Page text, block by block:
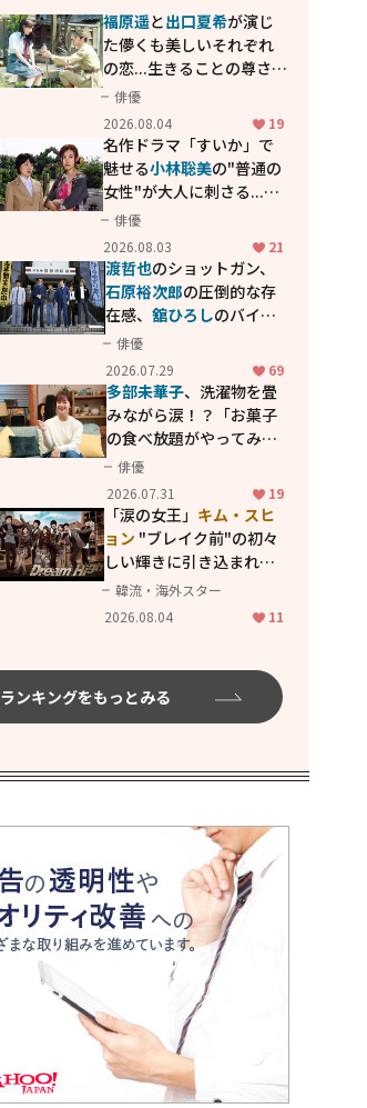
福原遥と出口夏希が演じ
た儚くも美しいそれぞれ
の恋...生きることの尊さを
教えてくれた映画「あの
花が咲く丘で、君とまた出
会えたら。」
俳優
2026.08.04
19
名作ドラマ「すいか」で
魅せる小林聡美の"普通の
女性"が大人に刺さる...映
画「かもめ食堂」にも通
じる静かな芝居
俳優
2026.08.03
21
渡哲也のショットガン、
石原裕次郎の圧倒的な存
在感、舘ひろしのバイク
アクション！"大門軍
団"のカッコよさが詰まっ
た「西部警察 PART-II」
俳優
2026.07.29
69
多部未華子、洗濯物を畳
みながら涙！？「お菓子
の食べ放題がやってみた
い」ハンディファン4台の
暑さ対策も明かす
俳優
2026.07.31
19
「涙の女王」 キム・スヒ
ョン "ブレイク前"の初々
しい輝きに引き込まれ
る...2PM テギョン
共演の青春名作「ドリー
韓流・海外スター
2026.08.04
11
ランキングをもっとみる